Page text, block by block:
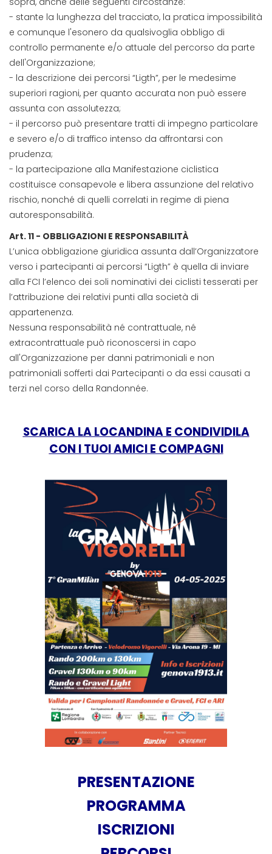
- stante la lunghezza del tracciato, la pratica impossibilità
e comunque l'esonero da qualsivoglia obbligo di
controllo permanente e/o attuale del percorso da parte
dell'Organizzazione;
- la descrizione dei percorsi “Ligth”, per le medesime
superiori ragioni, per quanto accurata non può essere
assunta con assolutezza;
- il percorso può presentare tratti di impegno particolare
e severo e/o di traffico intenso da affrontarsi con
prudenza;
- la partecipazione alla Manifestazione ciclistica
costituisce consapevole e libera assunzione del relativo
rischio, nonché di quelli correlati in regime di piena
autoresponsabilità.
Art. 11 - OBBLIGAZIONI E RESPONSABILITÀ
L’unica obbligazione giuridica assunta dall’Organizzatore
verso i partecipanti ai percorsi “Ligth” è quella di inviare
alla FCI l’elenco dei soli nominativi dei ciclisti tesserati per
l’attribuzione dei relativi punti alla società di
appartenenza.
Nessuna responsabilità né contrattuale, né
extracontrattuale può riconoscersi in capo
all'Organizzazione per danni patrimoniali e non
patrimoniali sofferti dai Partecipanti o da essi causati a
terzi nel corso della Randonnée.
SCARICA LA LOCANDINA E CONDIVIDILA
CON I TUOI AMICI E COMPAGNI
PRESENTAZIONE
PROGRAMMA
ISCRIZIONI